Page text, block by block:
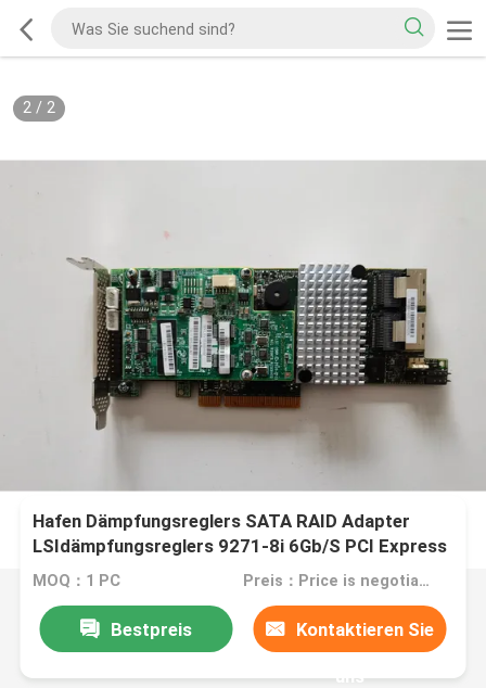
2/ 2
Hafen Dämpfungsreglers SATA RAID Adapter
LSIdämpfungsreglers 9271-8i 6Gb/S PCI Express
3,0 Prüfer-8
MOQ：1 PC Preis：Price is negotiable
Bestpreis Kontaktieren Sie
uns